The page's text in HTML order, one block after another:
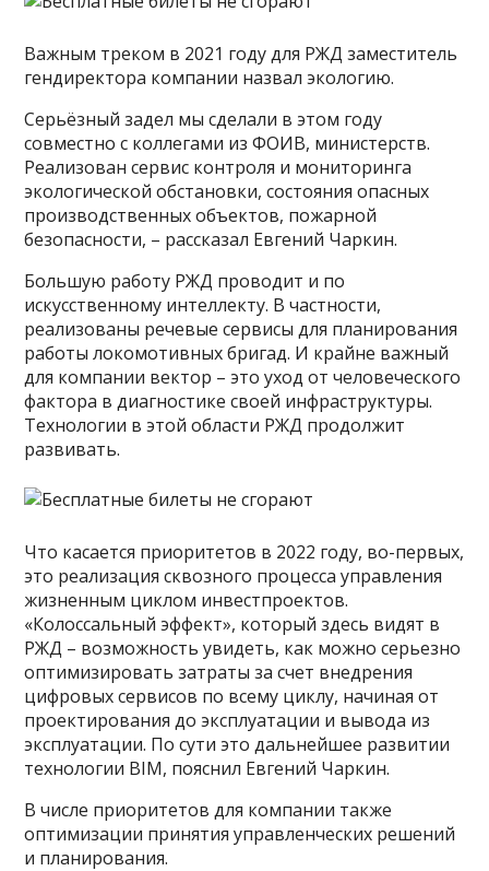
Важным треком в 2021 году для РЖД заместитель
гендиректора компании назвал экологию.
Серьёзный задел мы сделали в этом году
совместно с коллегами из ФОИВ, министерств.
Реализован сервис контроля и мониторинга
экологической обстановки, состояния опасных
производственных объектов, пожарной
безопасности, – рассказал Евгений Чаркин.
Большую работу РЖД проводит и по
искусственному интеллекту. В частности,
реализованы речевые сервисы для планирования
работы локомотивных бригад. И крайне важный
для компании вектор – это уход от человеческого
фактора в диагностике своей инфраструктуры.
Технологии в этой области РЖД продолжит
развивать.
Что касается приоритетов в 2022 году, во-первых,
это реализация сквозного процесса управления
жизненным циклом инвестпроектов.
«Колоссальный эффект», который здесь видят в
РЖД – возможность увидеть, как можно серьезно
оптимизировать затраты за счет внедрения
цифровых сервисов по всему циклу, начиная от
проектирования до эксплуатации и вывода из
эксплуатации. По сути это дальнейшее развитии
технологии BIM, пояснил Евгений Чаркин.
В числе приоритетов для компании также
оптимизации принятия управленческих решений
и планирования.